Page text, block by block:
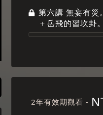
第六講 無妄有災
＋岳飛的習坎卦。
2年有效期觀看 -